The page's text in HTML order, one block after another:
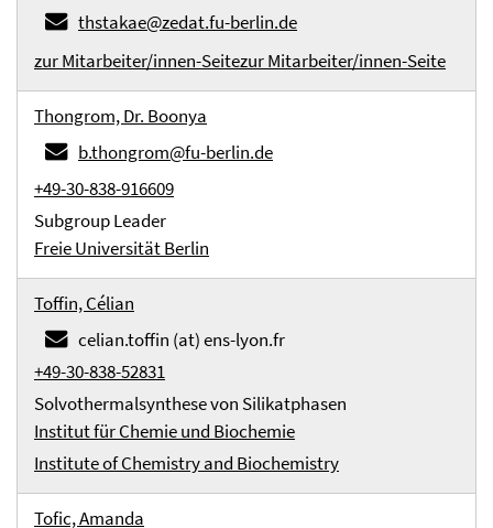
thstakae@zedat.fu-berlin.de
zur Mitarbeiter/innen-Seitezur Mitarbeiter/innen-Seite
Thongrom, Dr. Boonya
b.thongrom@fu-berlin.de
+49-30-838-916609
Subgroup Leader
Freie Universität Berlin
Toffin, Célian
celian.toffin (at) ens-lyon.fr
+49-30-838-52831
Solvothermalsynthese von Silikatphasen
Institut für Chemie und Biochemie
Institute of Chemistry and Biochemistry
Tofic, Amanda